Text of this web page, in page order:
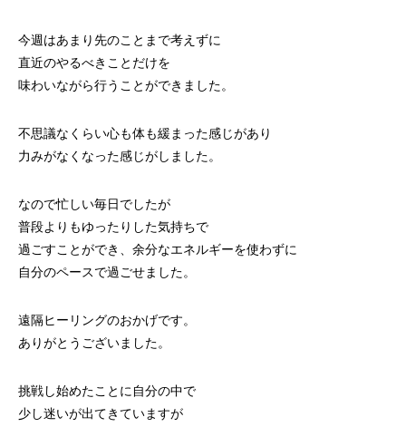
今週はあまり先のことまで考えずに
直近のやるべきことだけを
味わいながら行うことができました。
不思議なくらい心も体も緩まった感じがあり
力みがなくなった感じがしました。
なので忙しい毎日でしたが
普段よりもゆったりした気持ちで
過ごすことができ、余分なエネルギーを使わずに
自分のペースで過ごせました。
遠隔ヒーリングのおかげです。
ありがとうございました。
挑戦し始めたことに自分の中で
少し迷いが出てきていますが